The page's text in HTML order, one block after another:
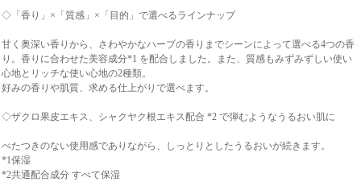
◇「香り」×「質感」×「目的」で選べるラインナップ
甘く奥深い香りから、さわやかなハーブの香りまでシーンによって選べる4つの香
り。香りに合わせた美容成分*1 を配合しました。また、質感もみずみずしい使い
心地とリッチな使い心地の2種類。
好みの香りや肌質、求める仕上がりで選べます。
◇ザクロ果皮エキス、シャクヤク根エキス配合 *2 で弾むようなうるおい肌に
べたつきのない使用感でありながら、しっとりとしたうるおいが続きます。
*1保湿
*2共通配合成分 すべて保湿